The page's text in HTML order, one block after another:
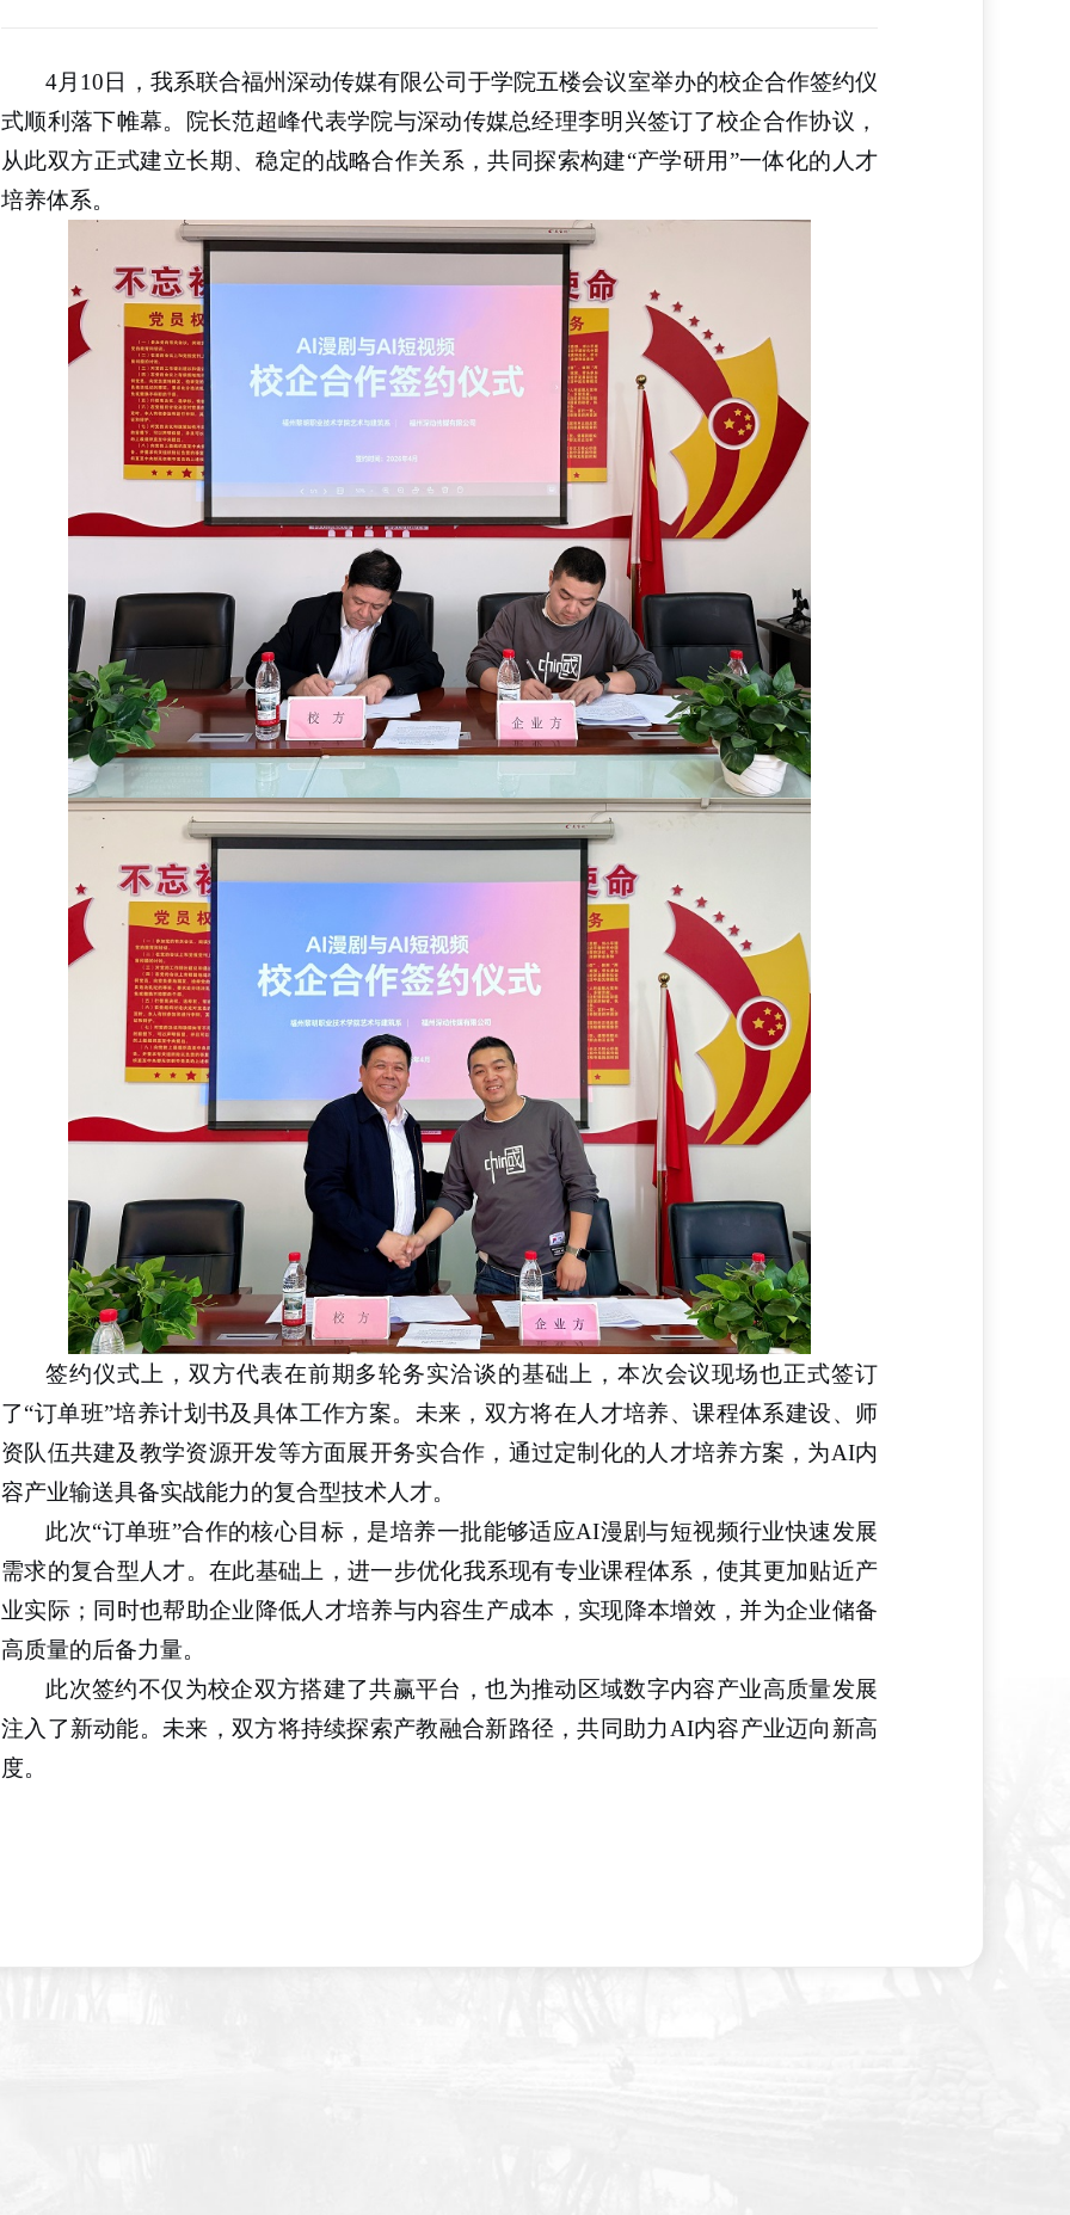
4月10日，我系联合福州深动传媒有限公司于学院五楼会议室举办的校企合作签约仪
式顺利落下帷幕。
院长范超峰代表学院与深动传媒总经理李明兴签订了校企合作协议，
从此双方正式建立长期、稳定的战略合作关系，共同探索构建“产学研用”一体化的人才
培养体系。
签约仪式上，双方代表在前期多轮务实洽谈的基础上，本次会议现场也正式签订
了“订单班”培养计划书及具体工作方案。未来，双方将在人才培养、课程体系建设、师
资队伍共建及教学资源开发等方面展开务实合作，通过定制化的人才培养方案，为AI内
容产业输送具备实战能力的复合型技术人才。
此次“订单班”合作的核心目标，是培养一批能够适应AI漫剧与短视频行业快速发展
需求的复合型人才。在此基础上，进一步优化我系现有专业课程体系，使其更加贴近产
业实际；同时也帮助企业降低人才培养与内容生产成本，实现降本增效，并为企业储备
高质量的后备力量。
此次签约不仅为校企双方搭建了共赢平台，也为推动区域数字内容产业高质量发展
注入了新动能。未来，双方将持续探索产教融合新路径，共同助力AI内容产业迈向新高
度。